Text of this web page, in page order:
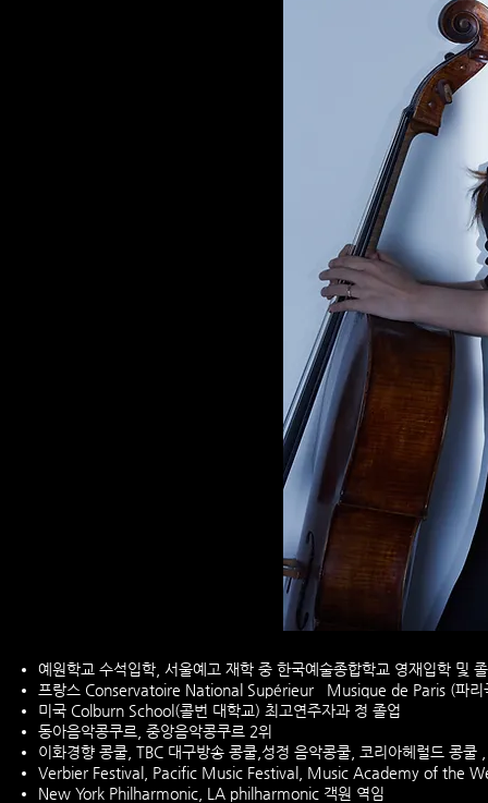
예원학교 수석입학, 서울예고 재학 중 한국예술종합학교 영재입학 및
프랑스 Conservatoire National Supérieur Musique de Paris (파리
미국 Colburn School(콜번 대학교) 최고연주자과 정 졸업
동아음악콩쿠르, 중앙음악콩쿠르 2위
이화경향 콩쿨, TBC 대구방송 콩쿨,성정 음악콩쿨, 코리아헤럴드 콩쿨
Verbier Festival, Pacific Music Festival, Music Academy of the
New York Philharmonic, LA philharmonic 객원 역임